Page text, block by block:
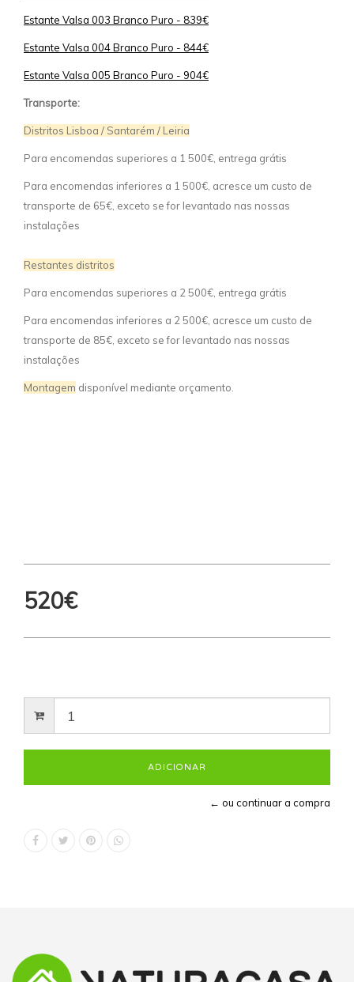
Estante Valsa 003 Branco Puro - 839€
Estante Valsa 004 Branco Puro - 844€
Estante Valsa 005 Branco Puro - 904€
Transporte:
Distritos Lisboa / Santarém / Leiria
Para encomendas superiores a 1 500€, entrega grátis
Para encomendas inferiores a 1 500€, acresce um custo de
transporte de 65€, exceto se for levantado nas nossas
instalações
Restantes distritos
Para encomendas superiores a 2 500€, entrega grátis
Para encomendas inferiores a 2 500€, acresce um custo de
transporte de 85€, exceto se for levantado nas nossas
instalações
Montagem disponível mediante orçamento.
520€
← ou continuar a compra